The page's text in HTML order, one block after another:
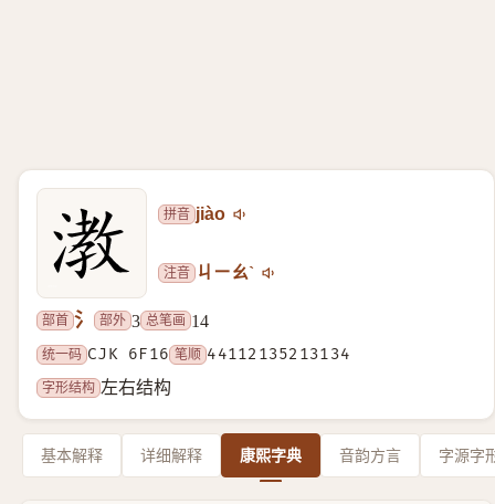
拼音 jiào
注音 ㄐㄧㄠˋ
部首 氵 部外 3 总笔画 14
统一码 CJK 6F16 笔顺 44112135213134
字形结构 左右结构
基本解释 详细解释 康熙字典 音韵方言 字源字